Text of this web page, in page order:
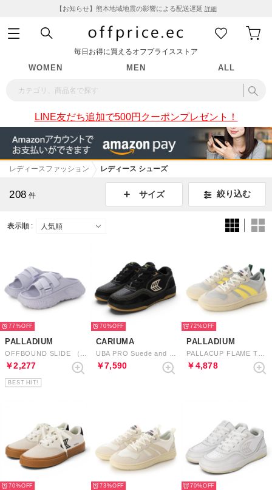
【お知らせ】熊本地域地震の影響による配送遅延 詳細
毎日お得に買えるオフプライスストア
WOMEN MEN ALL
LINE友だち追加で500円クーポンプレゼント！
レディースファッション レディース シューズ
208 件 サイズ 絞り込む
表示順 :
77%
PALLADIUM
￥2,277
BEST HIT!
70%
CARIUMA
￥7,590
72%
PALLADIUM
￥4,878
70% 73% 70%